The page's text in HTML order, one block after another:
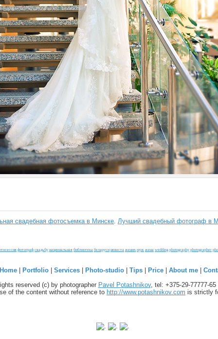
свадебная фотосъемка в Минске Лучший свадебный фотограф в
фотограф свадьбу национальная библиотека беларуси невеста жених муж жена wedding photography photographer
Home | Portfolio | Services | Photo-studio | Tips | Price | About me |
reserved (c) by photographer Pavel Potashnikov, tel: +375-29-77777-65
of the content without reference to http://www.potashnikov.com is strictly